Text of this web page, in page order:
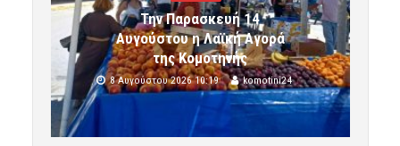
Την Παρασκευή 14
Αυγούστου η Λαϊκή Αγορά
της Κομοτηνής
8 Αυγούστου 2026 10:19 komotini24